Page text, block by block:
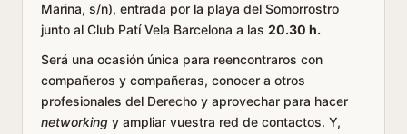
Marina, s/n), entrada por la playa del Somorrostro
junto al Club Patí Vela Barcelona a las 20.30 h.
Será una ocasión única para reencontraros con
compañeros y compañeras, conocer a otros
profesionales del Derecho y aprovechar para hacer
networking y ampliar vuestra red de contactos. Y,